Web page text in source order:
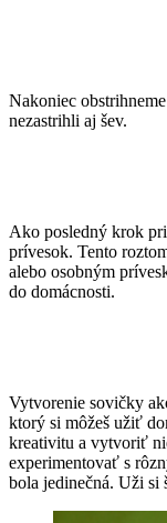
Nakoniec
nezastrihli aj šev.
Ako posledný krok
prívesok. Tento
alebo osobným
do domácnosti.
Vytvorenie sovičky
ktorý si môžeš užiť
kreativitu a vytvoriť
experimentovať s
bola jedinečná. Uži si